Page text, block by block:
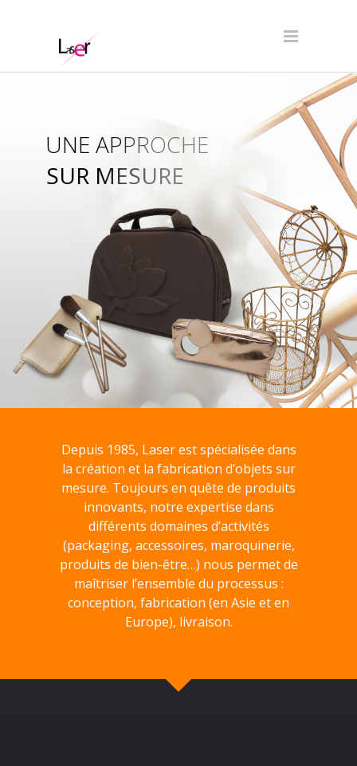
SUR MESURE
UNE APPROCHE
Depuis 1985, Laser est spécialisée dans
la création et la fabrication d’objets sur
mesure. Toujours en quête de produits
innovants, notre expertise dans
différents domaines d’activités
(packaging, accessoires, maroquinerie,
produits de bien-être…) nous permet de
maîtriser l’ensemble du processus :
conception, fabrication (en Asie et en
Europe), livraison.